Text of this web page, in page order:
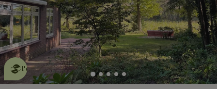
Cette Maison Nature fait de
l'effeten savoir plus